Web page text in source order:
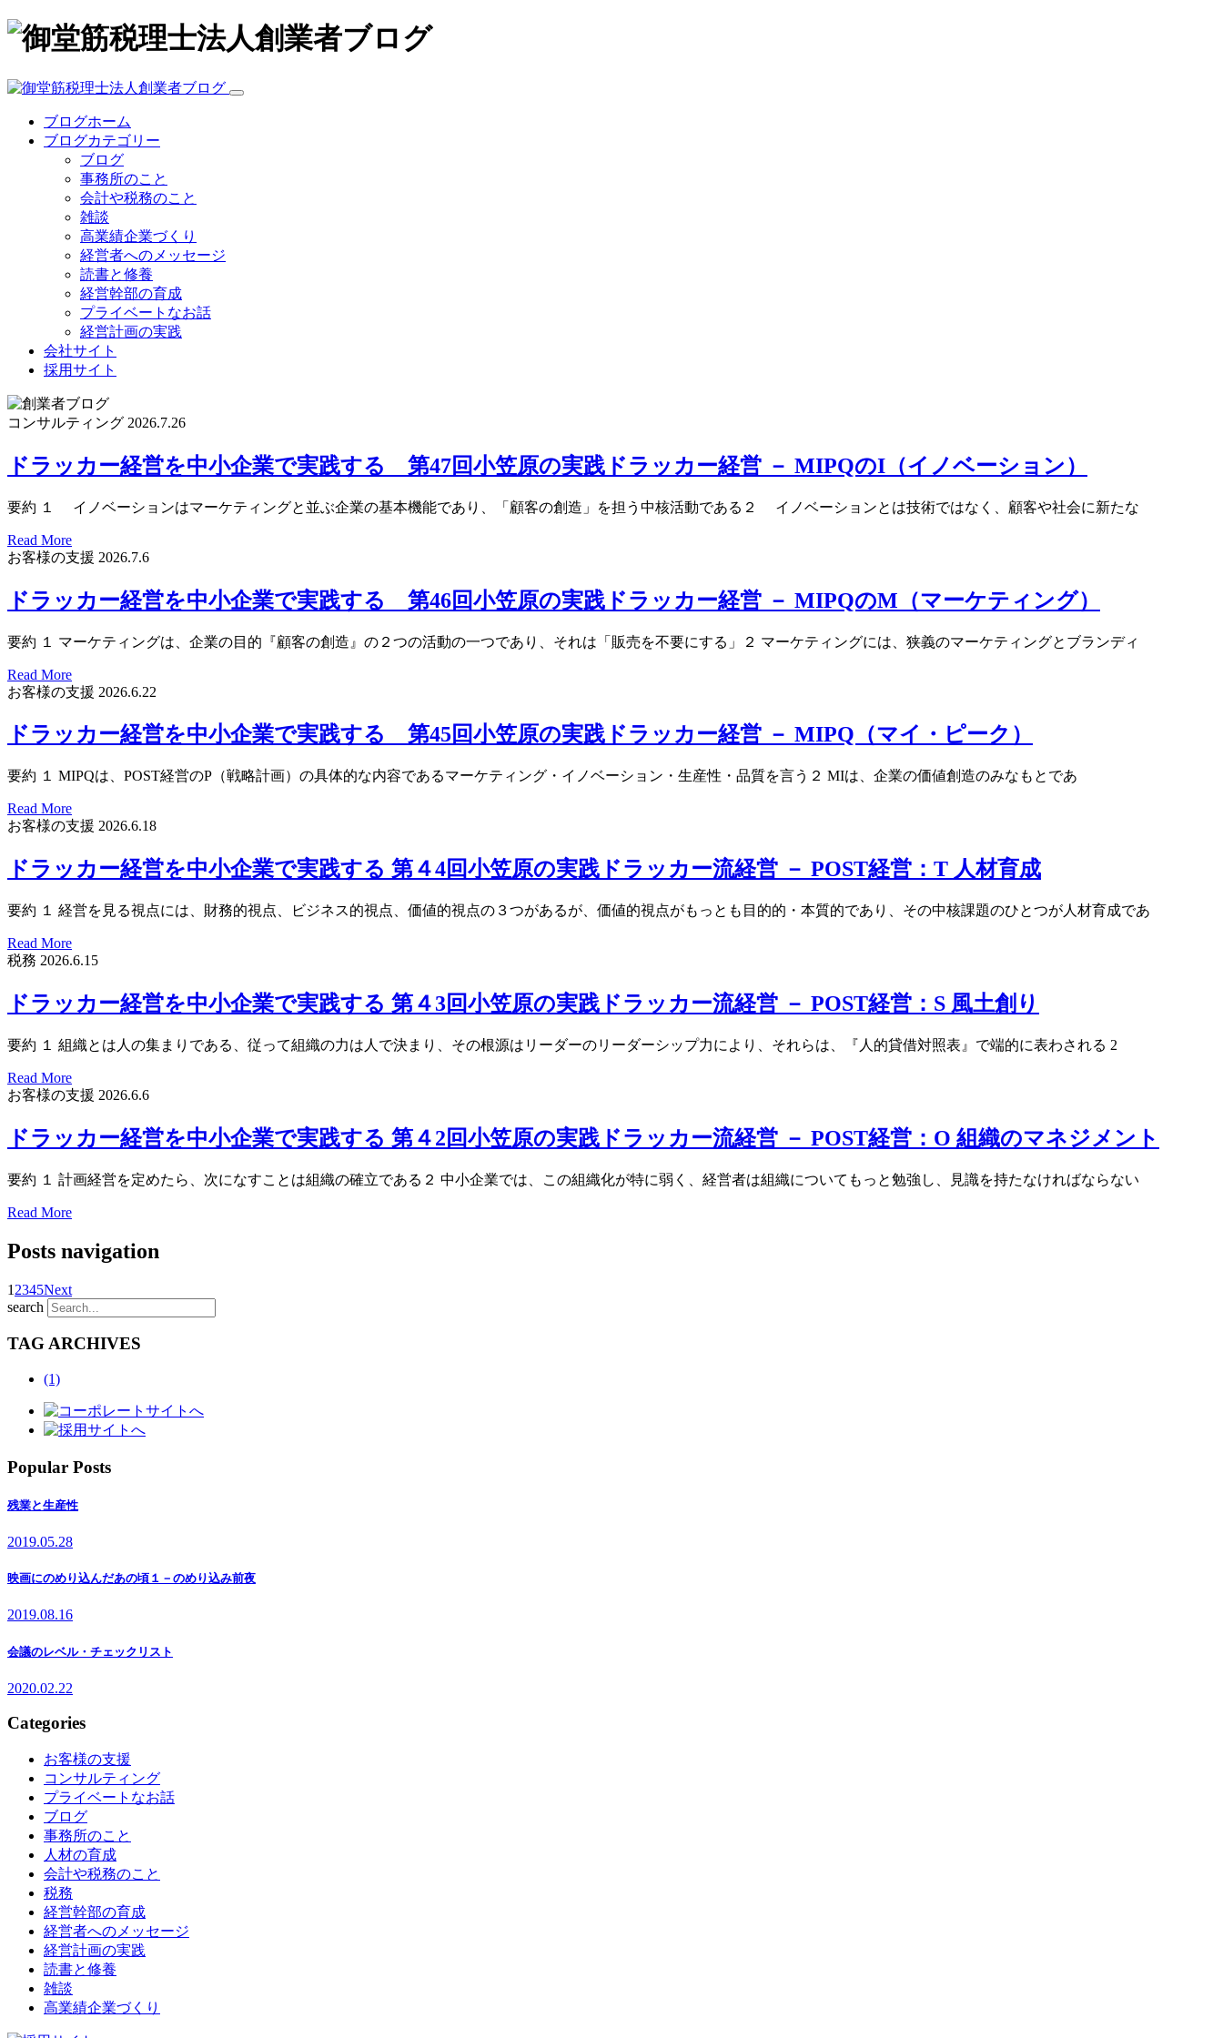
ブログホーム
ブログカテゴリー
ブログ
事務所のこと
会計や税務のこと
雑談
高業績企業づくり
経営者へのメッセージ
読書と修養
経営幹部の育成
プライベートなお話
経営計画の実践
会社サイト
採用サイト
コンサルティング 2026.7.26
ドラッカー経営を中小企業で実践する 第47回小笠原の実践ドラッカー経営 － MIPQのI（イノベーション）
要約 １ イノベーションはマーケティングと並ぶ企業の基本機能であり、「顧客の創造」を担う中核活動である２ イノベーションとは技術ではなく、顧客や社会に新たな
Read More
お客様の支援 2026.7.6
ドラッカー経営を中小企業で実践する 第46回小笠原の実践ドラッカー経営 － MIPQのM（マーケティング）
要約 １ マーケティングは、企業の目的『顧客の創造』の２つの活動の一つであり、それは「販売を不要にする」２ マーケティングには、狭義のマーケティングとブランディ
Read More
お客様の支援 2026.6.22
ドラッカー経営を中小企業で実践する 第45回小笠原の実践ドラッカー経営 － MIPQ（マイ・ピーク）
要約 １ MIPQは、POST経営のP（戦略計画）の具体的な内容であるマーケティング・イノベーション・生産性・品質を言う２ MIは、企業の価値創造のみなもとであ
Read More
お客様の支援 2026.6.18
ドラッカー経営を中小企業で実践する 第４4回小笠原の実践ドラッカー流経営 － POST経営：T 人材育成
要約 １ 経営を見る視点には、財務的視点、ビジネス的視点、価値的視点の３つがあるが、価値的視点がもっとも目的的・本質的であり、その中核課題のひとつが人材育成であ
Read More
税務 2026.6.15
ドラッカー経営を中小企業で実践する 第４3回小笠原の実践ドラッカー流経営 － POST経営：S 風土創り
要約 １ 組織とは人の集まりである、従って組織の力は人で決まり、その根源はリーダーのリーダーシップ力により、それらは、『人的貸借対照表』で端的に表わされる 2
Read More
お客様の支援 2026.6.6
ドラッカー経営を中小企業で実践する 第４2回小笠原の実践ドラッカー流経営 － POST経営：O 組織のマネジメント
要約 １ 計画経営を定めたら、次になすことは組織の確立である２ 中小企業では、この組織化が特に弱く、経営者は組織についてもっと勉強し、見識を持たなければならない
Read More
Posts navigation
1 2345Next
search
TAG ARCHIVES
(1)
Popular Posts
残業と生産性
2019.05.28
映画にのめり込んだあの頃１－のめり込み前夜
2019.08.16
会議のレベル・チェックリスト
2020.02.22
Categories
お客様の支援
コンサルティング
プライベートなお話
ブログ
事務所のこと
人材の育成
会計や税務のこと
税務
経営幹部の育成
経営者へのメッセージ
経営計画の実践
読書と修養
雑談
高業績企業づくり